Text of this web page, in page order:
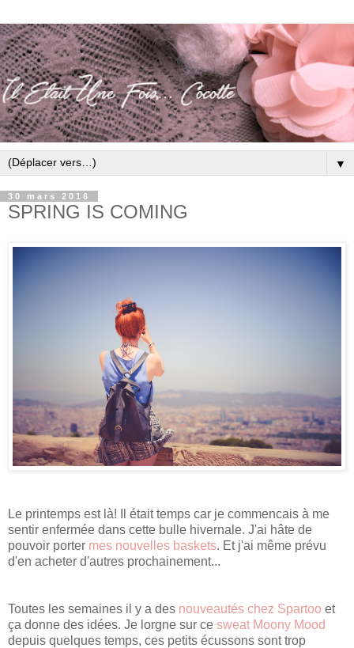
▼
30 mars 2016
SPRING IS COMING
Le printemps est là! Il était temps car je commencais à me
sentir enfermée dans cette bulle hivernale. J'ai hâte de
pouvoir porter mes nouvelles baskets. Et j'ai même prévu
d'en acheter d'autres prochainement...
Toutes les semaines il y a des nouveautés chez Spartoo et
ça donne des idées. Je lorgne sur ce sweat Moony Mood
depuis quelques temps, ces petits écussons sont trop